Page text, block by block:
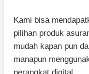
Kami bisa
pilihan produk
mudah kapan pun
manapun
perangkat digital.